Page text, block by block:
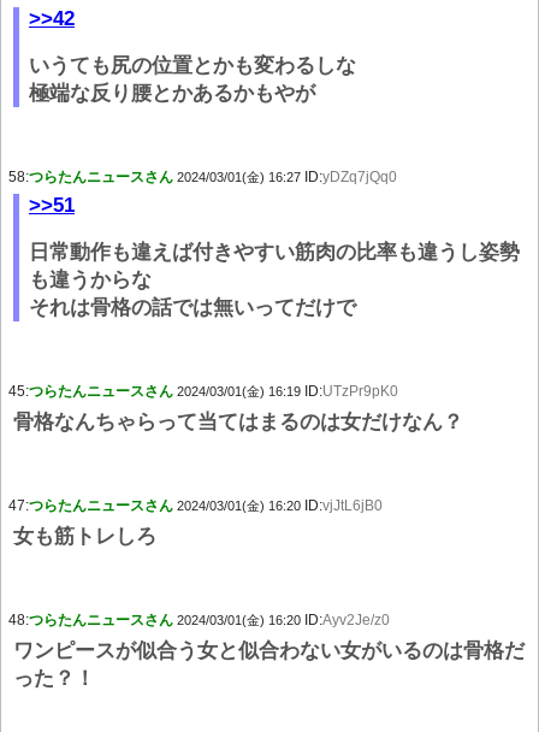
>>42
いうても尻の位置とかも変わるしな
極端な反り腰とかあるかもやが
58:つらたんニュースさん 2024/03/01(金) 16:27 ID:yDZq7jQq0
>>51
日常動作も違えば付きやすい筋肉の比率も違うし姿勢
も違うからな
それは骨格の話では無いってだけで
45:つらたんニュースさん 2024/03/01(金) 16:19 ID:UTzPr9pK0
骨格なんちゃらって当てはまるのは女だけなん？
47:つらたんニュースさん 2024/03/01(金) 16:20 ID:vjJtL6jB0
女も筋トレしろ
48:つらたんニュースさん 2024/03/01(金) 16:20 ID:Ayv2Je/z0
ワンピースが似合う女と似合わない女がいるのは骨格だ
った？！